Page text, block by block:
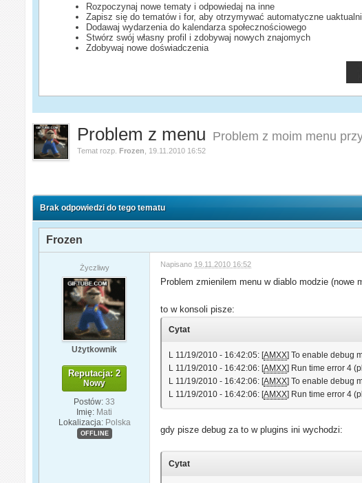
Rozpoczynaj nowe tematy i odpowiedaj na inne
Zapisz się do tematów i for, aby otrzymywać automatyczne
Dodawaj wydarzenia do kalendarza społecznościowego
Stwórz swój własny profil i zdobywaj nowych znajomych
Zdobywaj nowe doświadczenia
Problem z menu Problem z moim menu
Temat rozp.Frozen 19.11.2010 16:52
Brak odpowiedzi do tego tematu
Frozen
Życzliwy
Użytkownik
Reputacja: 2
Nowy
Postów: 33
Imię: Mati
Lokalizacja: Polska
OFFLINE
Napisano 19.11.2010 16:52
Problem zmienilem menu w diablo modzie (nowe
to w konsoli pisze:
Cytat
L 11/19/2010 - 16:42:05: [AMXX] To enable debug
L 11/19/2010 - 16:42:06: [AMXX] Run time error 4
L 11/19/2010 - 16:42:06: [AMXX] To enable debug
L 11/19/2010 - 16:42:06: [AMXX] Run time error 4
gdy pisze debug za to w plugins ini wychodzi:
Cytat